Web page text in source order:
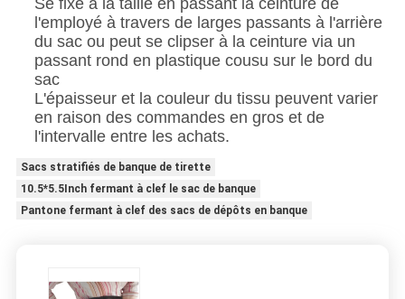
Se fixe à la taille en passant la ceinture de
l'employé à travers de larges passants à l'arrière
du sac ou peut se clipser à la ceinture via un
passant rond en plastique cousu sur le bord du
sac
L'épaisseur et la couleur du tissu peuvent varier
en raison des commandes en gros et de
l'intervalle entre les achats.
Sacs stratifiés de banque de tirette
10.5*5.5Inch fermant à clef le sac de banque
Pantone fermant à clef des sacs de dépôts en banque